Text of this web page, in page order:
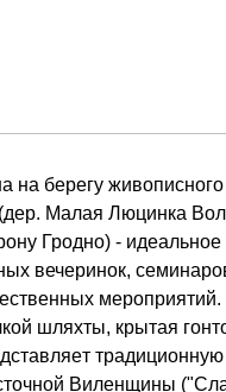
на берегу
Малая Люцинка
Гродно) -
вечеринок,
шляхты, крытая
Виленщины